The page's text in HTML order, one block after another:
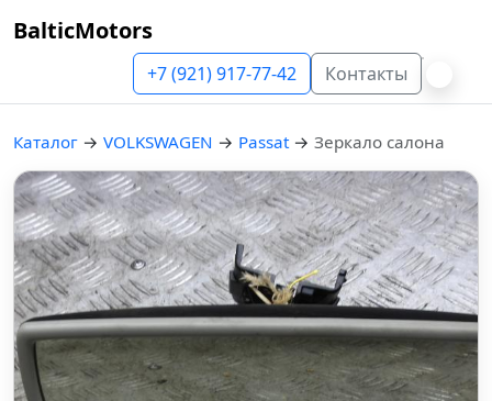
BalticMotors
+7 (921) 917-77-42 Контакты
Каталог → VOLKSWAGEN → Passat → Зеркало салона